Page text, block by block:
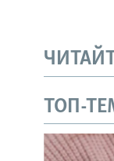
ТОП-